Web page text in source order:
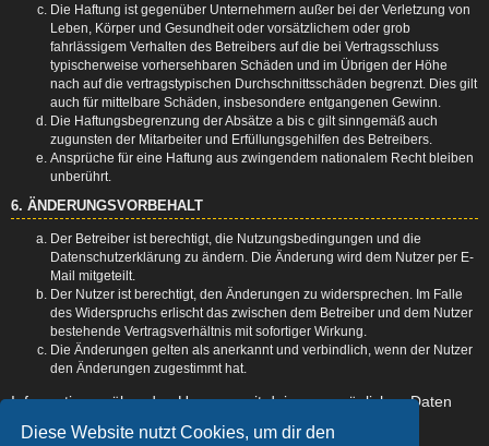
Diese Website nutzt Cookies, um dir den
Die Haftung ist gegenüber Unternehmern außer bei der Verletzung von
Leben, Körper und Gesundheit oder vorsätzlichem oder grob
fahrlässigem Verhalten des Betreibers auf die bei Vertragsschluss
typischerweise vorhersehbaren Schäden und im Übrigen der Höhe
nach auf die vertragstypischen Durchschnittsschäden begrenzt. Dies gilt
auch für mittelbare Schäden, insbesondere entgangenen Gewinn.
Die Haftungsbegrenzung der Absätze a bis c gilt sinngemäß auch
zugunsten der Mitarbeiter und Erfüllungsgehilfen des Betreibers.
Ansprüche für eine Haftung aus zwingendem nationalem Recht bleiben
unberührt.
6. ÄNDERUNGSVORBEHALT
Der Betreiber ist berechtigt, die Nutzungsbedingungen und die
Datenschutzerklärung zu ändern. Die Änderung wird dem Nutzer per E-
Mail mitgeteilt.
Der Nutzer ist berechtigt, den Änderungen zu widersprechen. Im Falle
des Widerspruchs erlischt das zwischen dem Betreiber und dem Nutzer
bestehende Vertragsverhältnis mit sofortiger Wirkung.
Die Änderungen gelten als anerkannt und verbindlich, wenn der Nutzer
den Änderungen zugestimmt hat.
Informationen über den Umgang mit deinen persönlichen Daten
sind in der Datenschutzerklärung enthalten.